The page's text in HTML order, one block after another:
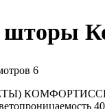
шторы
6